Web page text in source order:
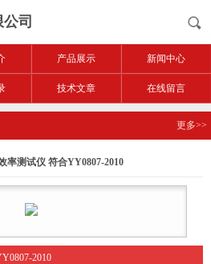
司
产品展示 新闻中心
技术文章 在线留言
更多>>
率测试仪 符合YY0807-2010
2010